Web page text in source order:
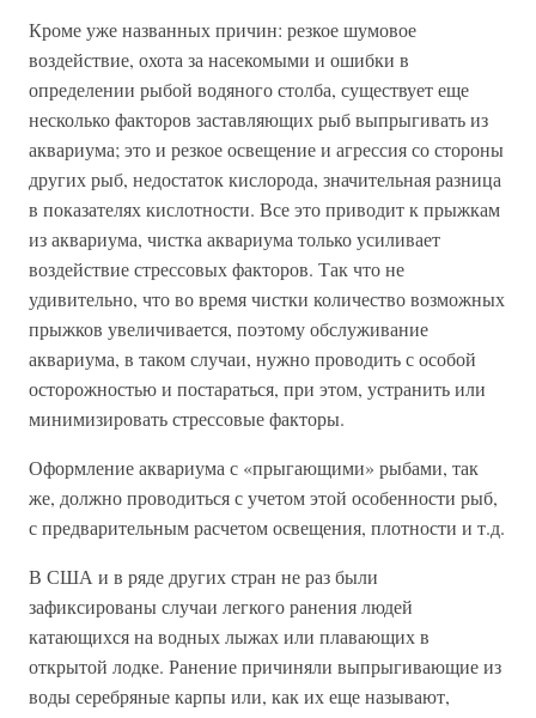
Кроме уже названных причин: резкое шумовое
воздействие, охота за насекомыми и ошибки в
определении рыбой водяного столба, существует еще
несколько факторов заставляющих рыб выпрыгивать из
аквариума; это и резкое освещение и агрессия со стороны
других рыб, недостаток кислорода, значительная разница
в показателях кислотности. Все это приводит к прыжкам
из аквариума, чистка аквариума только усиливает
воздействие стрессовых факторов. Так что не
удивительно, что во время чистки количество возможных
прыжков увеличивается, поэтому обслуживание
аквариума, в таком случаи, нужно проводить с особой
осторожностью и постараться, при этом, устранить или
минимизировать стрессовые факторы.
Оформление аквариума с «прыгающими» рыбами, так
же, должно проводиться с учетом этой особенности рыб,
с предварительным расчетом освещения, плотности и т.д.
В США и в ряде других стран не раз были
зафиксированы случаи легкого ранения людей
катающихся на водных лыжах или плавающих в
открытой лодке. Ранение причиняли выпрыгивающие из
воды серебряные карпы или, как их еще называют,